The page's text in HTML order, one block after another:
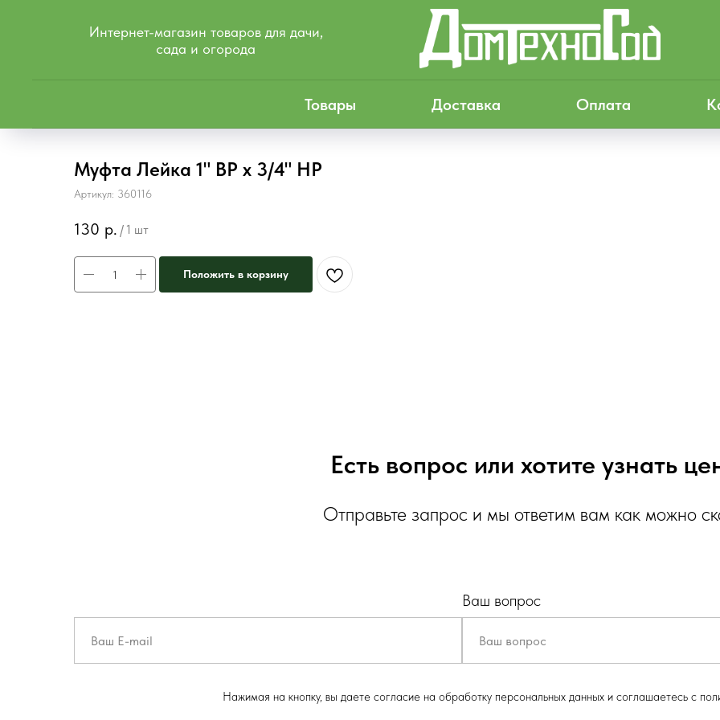
Интернет-магазин товаров для дачи,
сада и огорода
Товары Доставка Оплата
Муфта Лейка 1" ВР х 3/4" НР
Артикул: 360116
130 р. / 1 шт
Положить в корзину
Есть вопрос или хотите узнать
Отправьте запрос и мы ответим вам как можно
Ваш вопрос
Нажимая на кнопку, вы даете согласие на обработку персональных данных и соглашаетесь c